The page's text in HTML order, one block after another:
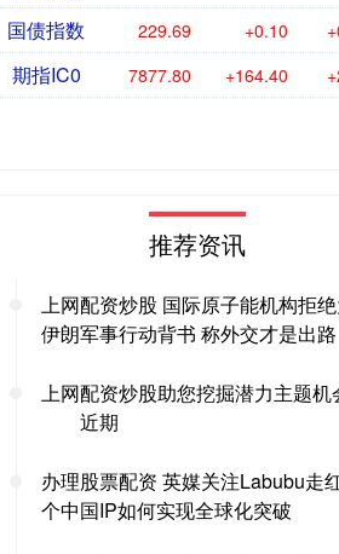
国债指数 229.69 +0.10
期指IC0 7877.80 +164.40
推荐资讯
上网配资炒股 国际原子能机构拒
伊朗军事行动背书 称外交才是出路
上网配资炒股助您挖掘潜力主题机
近期
办理股票配资 英媒关注Labubu走
个中国IP如何实现全球化突破